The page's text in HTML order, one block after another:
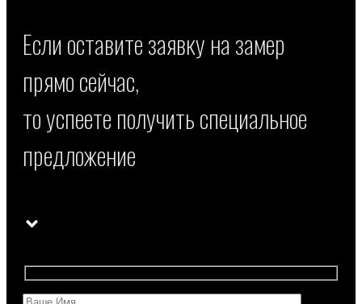
Если оставите заявку на замер
прямо сейчас,
то успеете получить специальное
предложение